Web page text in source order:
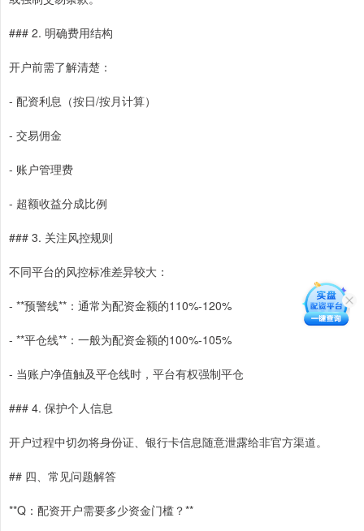
### 2. 明确费用结构
开户前需了解清楚：
- 配资利息（按日/按月计算）
- 交易佣金
- 账户管理费
- 超额收益分成比例
### 3. 关注风控规则
不同平台的风控标准差异较大：
- **预警线**：通常为配资金额的110%-120%
- **平仓线**：一般为配资金额的100%-105%
- 当账户净值触及平仓线时，平台有权强制平仓
### 4. 保护个人信息
开户过程中切勿将身份证、银行卡信息随意泄露给非官方渠道。
## 四、常见问题解答
**Q：配资开户需要多少资金门槛？**